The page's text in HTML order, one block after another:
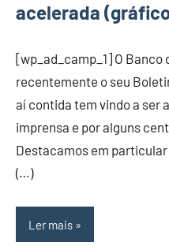
acelerada
[wp_ad_camp_1] O Banco
recentemente o seu
aí contida tem vindo a ser
imprensa e por alguns
Destacamos em
(…)
Ler mais